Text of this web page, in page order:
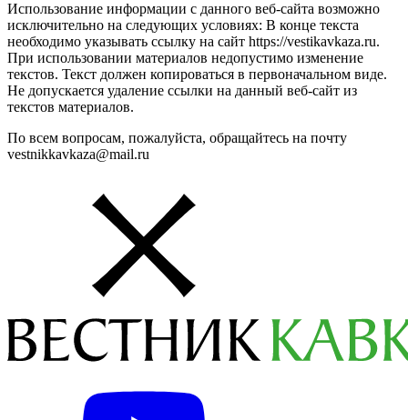
Использование информации с данного веб-сайта возможно
исключительно на следующих условиях: В конце текста
необходимо указывать ссылку на сайт https://vestikavkaza.ru.
При использовании материалов недопустимо изменение
текстов. Текст должен копироваться в первоначальном виде.
Не допускается удаление ссылки на данный веб-сайт из
текстов материалов.
По всем вопросам, пожалуйста, обращайтесь на почту
vestnikkavkaza@mail.ru